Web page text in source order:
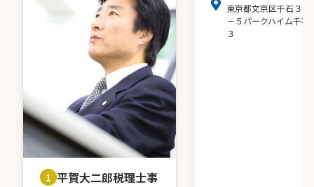
1 平賀大二郎税理士事
東京都文京区千石３－
－５パークハイム千石
３